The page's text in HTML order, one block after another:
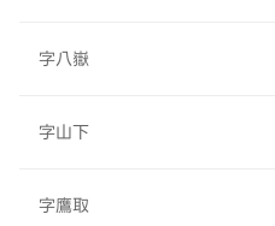
字八嶽
字山下
字鷹取